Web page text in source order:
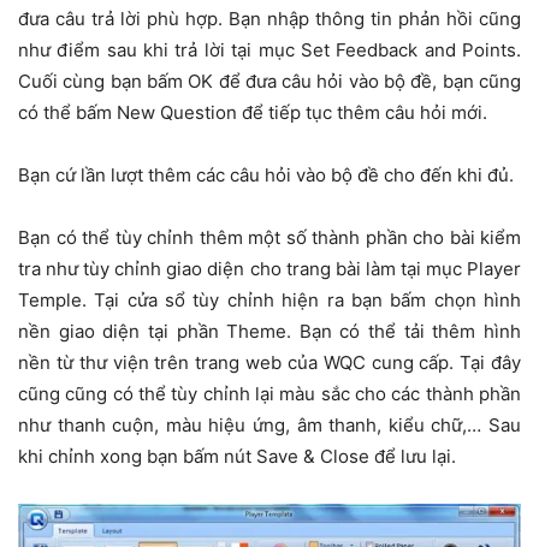
đưa câu trả lời phù hợp. Bạn nhập thông tin phản hồi cũng
như điểm sau khi trả lời tại mục Set Feedback and Points.
Cuối cùng bạn bấm OK để đưa câu hỏi vào bộ đề, bạn cũng
có thể bấm New Question để tiếp tục thêm câu hỏi mới.
Bạn cứ lần lượt thêm các câu hỏi vào bộ đề cho đến khi đủ.
Bạn có thể tùy chỉnh thêm một số thành phần cho bài kiểm
tra như tùy chỉnh giao diện cho trang bài làm tại mục Player
Temple. Tại cửa sổ tùy chỉnh hiện ra bạn bấm chọn hình
nền giao diện tại phần Theme. Bạn có thể tải thêm hình
nền từ thư viện trên trang web của WQC cung cấp. Tại đây
cũng cũng có thể tùy chỉnh lại màu sắc cho các thành phần
như thanh cuộn, màu hiệu ứng, âm thanh, kiểu chữ,… Sau
khi chỉnh xong bạn bấm nút Save & Close để lưu lại.